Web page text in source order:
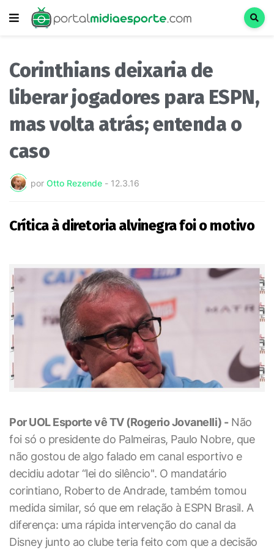
Corinthians deixaria de
liberar jogadores para ESPN,
mas volta atrás; entenda o
caso
por Otto Rezende - 12.3.16
Crítica à diretoria alvinegra foi o motivo
Por UOL Esporte vê TV (Rogerio Jovanelli) -Não
foi só o presidente do Palmeiras, Paulo Nobre, que
não gostou de algo falado em canal esportivo e
decidiu adotar “lei do silêncio''. O mandatário
corintiano, Roberto de Andrade, também tomou
medida similar, só que em relação à ESPN Brasil. A
diferença: uma rápida intervenção do canal da
Disney junto ao clube teria feito com que a decisão